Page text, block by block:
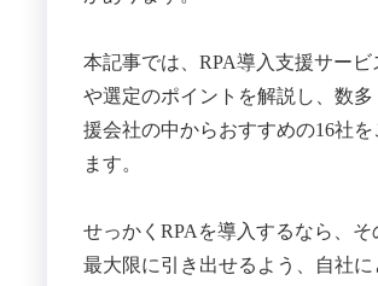
本記事では、RPA導入支援サービ
や選定のポイントを解説し、数多
援会社の中からおすすめの16社を
ます。
せっかくRPAを導入するなら、そ
最大限に引き出せるよう、自社に